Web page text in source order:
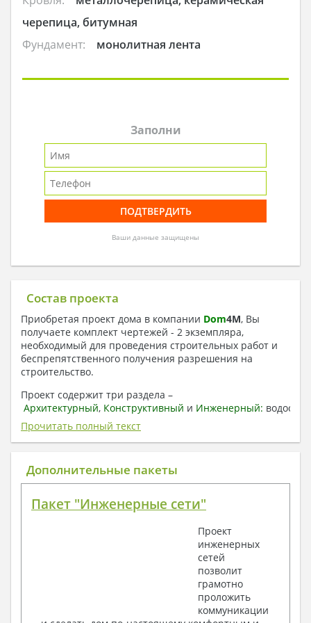
черепица, битумная
Фундамент:
монолитная лента
Заполни
Ваши данные защищены
Состав проекта
Приобретая проект дома в компании Dom4M, Вы
получаете комплект чертежей - 2 экземпляра,
необходимый для проведения строительных работ и
беспрепятственного получения разрешения на
строительство.
Проект содержит три раздела –
Архитектурный, Конструктивный и Инженерный:
отопление, вентиляция, канализация,
электроснабжение (приобретается за дополнительную
плату) + Пояснительная записка.
1. Архитектурный раздел:
План координационных осей
Поэтажные маркировочные планы с
Разрезы и состав конструкций
Фасады с ведомостью внешних отделок
Элементы проемов – спецификация
Ведомость перемычек – сечения и
Прочитать полный текст
Дополнительные пакеты
Пакет "Инженерные сети"
Проект
инженерных
сетей
позволит
грамотно
проложить
коммуникации